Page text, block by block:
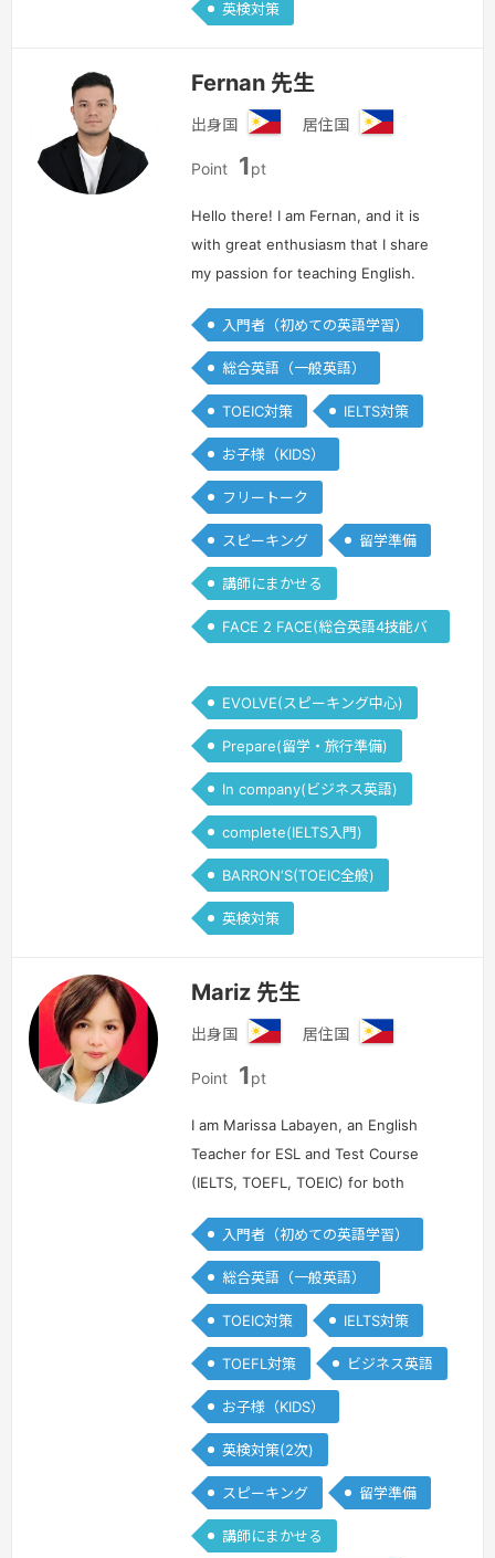
英検対策
Fernan 先生
出身国
ィ
ピ
ン
居住国
ピ
ン
Point 1pt
Hello there! I am Fernan, and it is
with great enthusiasm that I share
my passion for teaching English.
the field, I have had the privilege of
guiding many studen…続きを見る »
入門者（初めての英語学習）
総合英語（一般英語）
TOEIC対策 IELTS対策
お子様（KIDS）
フリートーク
スピーキング 留学準備
講師にまかせる
FACE 2 FACE(総合英語4技能バ
EVOLVE(スピーキング中心)
Prepare(留学・旅行準備)
In company(ビジネス英語)
complete(IELTS入門)
BARRON‘S(TOEIC全般)
英検対策
Mariz 先生
出身国
ィ
ピ
ン
居住国
ピ
ン
Point 1pt
I am Marissa Labayen, an English
Teacher for ESL and Test Course
(IELTS, TOEFL, TOEIC) for both
and adults students from different
walks of life from elementary ,…
を見る »
入門者（初めての英語学習）
総合英語（一般英語）
TOEIC対策 IELTS対策
TOEFL対策 ビジネス英語
お子様（KIDS）
英検対策(2次)
スピーキング 留学準備
講師にまかせる